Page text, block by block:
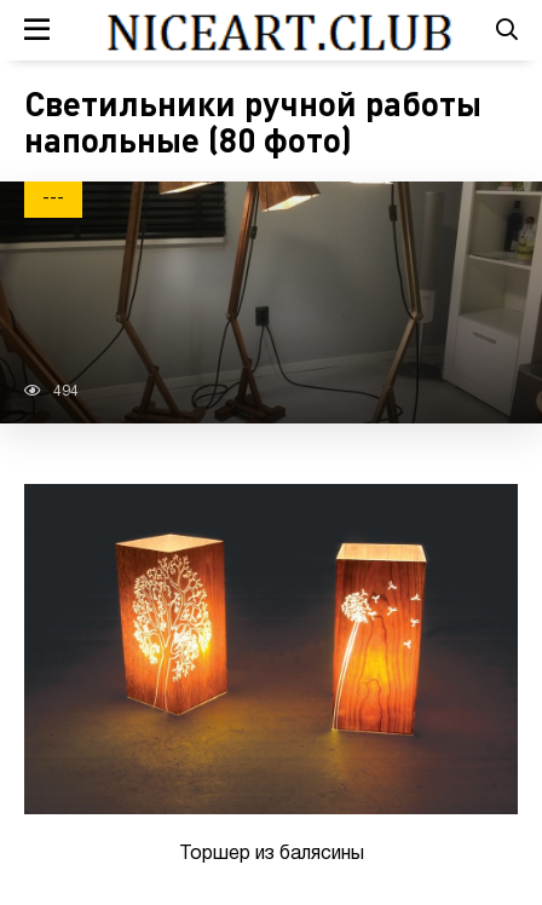
Светильники ручной работы
напольные (80 фото)
---
494
Торшер из балясины